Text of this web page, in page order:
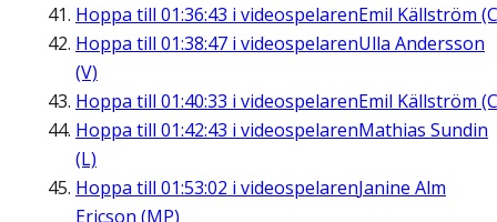
Hoppa till 01:36:43 i videospelarenEmil Källström
Hoppa till 01:38:47 i videospelarenUlla Andersson
(V)
Hoppa till 01:40:33 i videospelarenEmil Källström
Hoppa till 01:42:43 i videospelarenMathias Sundin
(L)
Hoppa till 01:53:02 i videospelarenJanine Alm
Ericson (MP)